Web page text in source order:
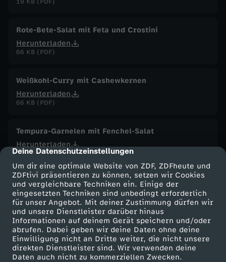
cmp-dialog-description
Deine Datenschutzeinstellungen
Um dir eine optimale Website von ZDF, ZDFheute und
ZDFtivi präsentieren zu können, setzen wir Cookies
und vergleichbare Techniken ein. Einige der
eingesetzten Techniken sind unbedingt erforderlich
für unser Angebot. Mit deiner Zustimmung dürfen wir
und unsere Dienstleister darüber hinaus
Informationen auf deinem Gerät speichern und/oder
abrufen. Dabei geben wir deine Daten ohne deine
Einwilligung nicht an Dritte weiter, die nicht unsere
direkten Dienstleister sind. Wir verwenden deine
Daten auch nicht zu kommerziellen Zwecken.
19 KB (PDF)
Rote-Bete-Salat mit Feta und Crostini
Herunterladen
66 KB (PDF)
Weißkohl-Curry mit Cashewkernen
Herunterladen
66 KB (PDF)
Tempura-Garnelen mit Fenchel-Salat
Herunterladen
87 KB (PDF)
Briouats mit Hähnchenfüllung
Herunterladen
16 KB (PDF)
Grünkohl-Gemüsesuppe mit Grünkohlchips
Herunterladen
63 KB (PDF)